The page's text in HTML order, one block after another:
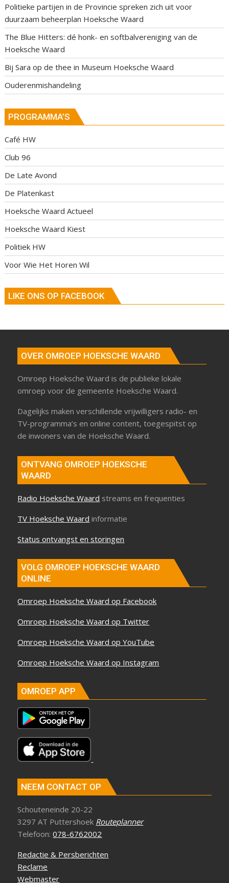
Politieke partijen in de Provincie spreken zich uit voor
duurzaam beheerplan Hoeksche Waard
The Blue Hitters: dé honk- en softbalvereniging van de
Hoeksche Waard
Bij Sara op de thee in Museum Hoeksche Waard
Ouderenmishandeling
PROGRAMMA’S
Café HW
Club 96
De Late Avond
De Platenkast
Hoeksche Waard Actueel
Hoeksche Waard Kiest
Politiek HW
Voor Wie Het Horen Wil
LIKE ONS OP FACEBOOK
OVER OMROEP HOEKSCHE WAARD
Omroep Hoeksche Waard is de publieke lokale
omroep voor de gemeente Hoeksche Waard.
Dagelijks maken verschillende vrijwilligers radio- en
TV-programma’s en online content, toegespitst op
de inwoners van de Hoeksche Waard.
ONTVANG OMROEP HOEKSCHE
WAARD
Radio Hoeksche Waard streams en frequenties
TV Hoeksche Waard informatie
Status ontvangst en storingen
VOLG OMROEP HOEKSCHE WAARD
ONLINE
Omroep Hoeksche Waard op Facebook
Omroep Hoeksche Waard op Twitter
Omroep Hoeksche Waard op YouTube
Omroep Hoeksche Waard op Instagram
OMROEP APP
NEEM CONTACT OP
Schouteneinde 20-22
3297 AT Puttershoek Routeplanner
Telefoon:078-6762002
Redactie & Persberichten
Reclame
Webmaster